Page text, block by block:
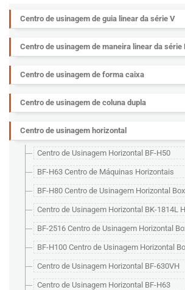
Centro de usinagem de guia linear da série V
Centro de usinagem de maneira linear da série
Centro de usinagem de forma caixa
Centro de usinagem de coluna dupla
Centro de usinagem horizontal
Centro de Usinagem Horizontal BF-H50
BF-H63 Centro de Máquinas Horizontais
BF-H80 Centro de Usinagem Horizontal
Centro de Usinagem Horizontal BK-1814L
BF-2516 Centro de Usinagem Horizontal
BF-H100 Centro de Usinagem Horizontal
Centro de Usinagem Horizontal BF-630VH
Centro de Usinagem Horizontal BF-H63